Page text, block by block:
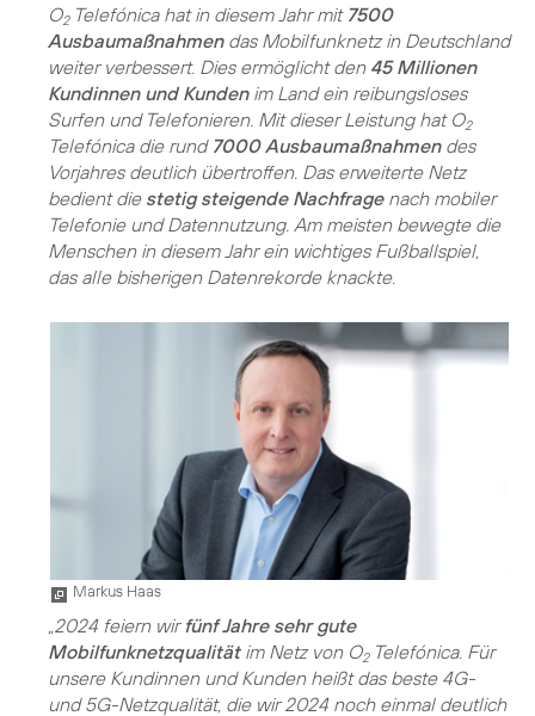
O2Telefónica hat in diesem Jahr mit 7500
Ausbaumaßnahmendas Mobilfunknetz in Deutschland
weiter verbessert. Dies ermöglicht den 45 Millionen
Kundinnen und Kundenim Land ein reibungsloses
Surfen und Telefonieren. Mit dieser Leistung hat O2
Telefónica die rund 7000 Ausbaumaßnahmendes
Vorjahres deutlich übertroffen. Das erweiterte Netz
bedient die stetig steigende Nachfragenach mobiler
Telefonie und Datennutzung. Am meisten bewegte die
Menschen in diesem Jahr ein wichtiges Fußballspiel,
das alle bisherigen Datenrekorde knackte.
Markus Haas
„2024 feiern wirfünf Jahre sehr gute
Mobilfunknetzqualitätim Netz von O2Telefónica. Für
unsere Kundinnen und Kunden heißt das beste 4G-
und 5G-Netzqualität, die wir 2024 noch einmal deutlich